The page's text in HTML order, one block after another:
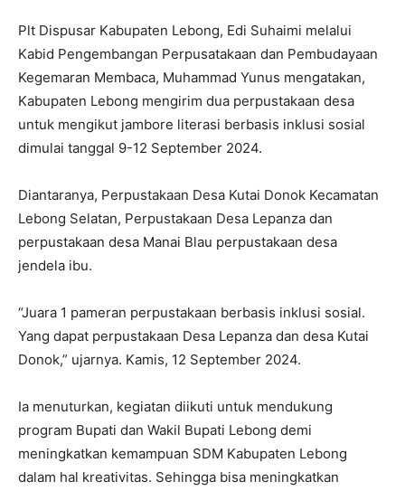
Plt Dispusar Kabupaten Lebong, Edi Suhaimi melalui
Kabid Pengembangan Perpusatakaan dan Pembudayaan
Kegemaran Membaca, Muhammad Yunus mengatakan,
Kabupaten Lebong mengirim dua perpustakaan desa
untuk mengikut jambore literasi berbasis inklusi sosial
dimulai tanggal 9-12 September 2024.
Diantaranya, Perpustakaan Desa Kutai Donok Kecamatan
Lebong Selatan, Perpustakaan Desa Lepanza dan
perpustakaan desa Manai Blau perpustakaan desa
jendela ibu.
“Juara 1 pameran perpustakaan berbasis inklusi sosial.
Yang dapat perpustakaan Desa Lepanza dan desa Kutai
Donok,” ujarnya. Kamis, 12 September 2024.
Ia menuturkan, kegiatan diikuti untuk mendukung
program Bupati dan Wakil Bupati Lebong demi
meningkatkan kemampuan SDM Kabupaten Lebong
dalam hal kreativitas. Sehingga bisa meningkatkan